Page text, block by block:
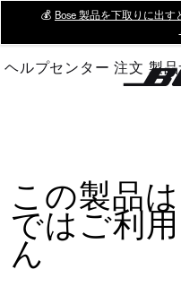
Main
💰 Bose 製品を下取りに出
ヘルプセンター 注文 製
この製品
ではご利
ん